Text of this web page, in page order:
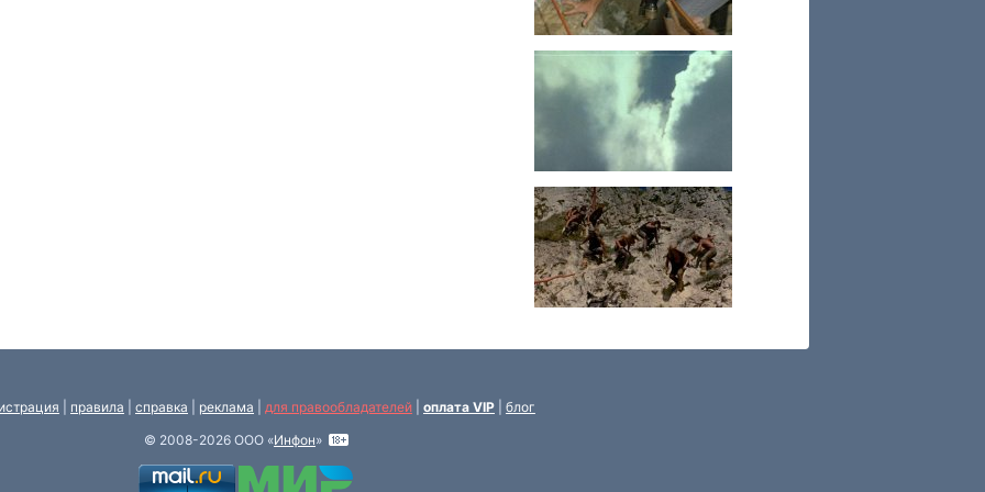
правила справка реклама для правообладателей оплата VIP
блог
© 2008-2026 ООО «Инфон»